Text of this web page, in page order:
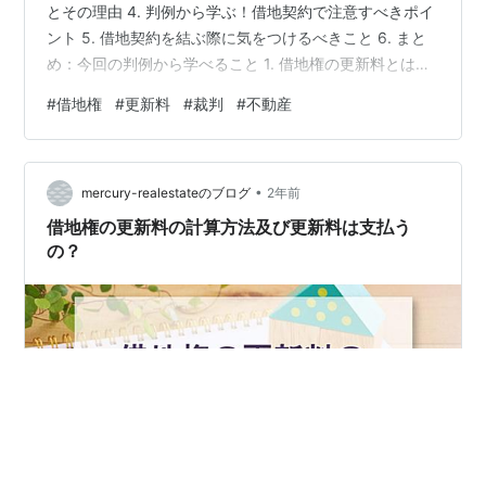
とその理由 4. 判例から学ぶ！借地契約で注意すべきポイ
ント 5. 借地契約を結ぶ際に気をつけるべきこと 6. まと
め：今回の判例から学べること 1. 借地権の更新料とは？
契約を更新する必要があります。 その際に「更新料」を
支払うケースが多いです。 しかし、すべての契約で必ず
支払わなければならないわけではありません。 では、そ
もそも更新料とは何なのか、支払う義務があるのかを見
ていきましょう。 更新料とは、借地契約を延長するた…
#借地権 #更新料 #裁判 #不動産
mercury-realestateのブログ • 2年前
借地権の更新料の計算方法及び更新料は支払う
の？